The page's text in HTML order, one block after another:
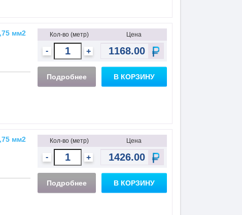
мм2
Кол-во (метр) Цена
- +
Подробнее В КОРЗИНУ
мм2
Кол-во (метр) Цена
- +
Подробнее В КОРЗИНУ